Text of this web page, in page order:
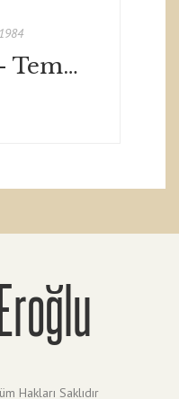
Sanat Olayı - Temmuz 1984
Hakları Saklıdır